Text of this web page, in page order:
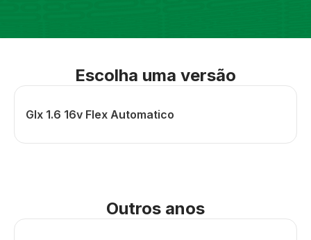
Escolha uma versão
Glx 1.6 16v Flex Automatico
Outros anos